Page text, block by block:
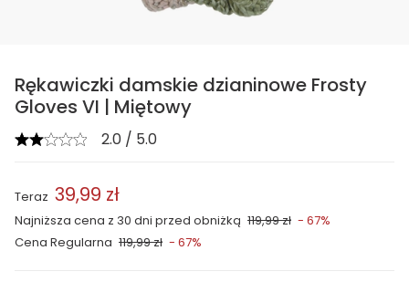
Rękawiczki damskie dzianinowe Frosty
Gloves VI | Miętowy
2.0 / 5.0
Cena Regularna 119,99 zł - 67%
Najniższa cena z 30 dni przed obniżką 119,99 zł - 67%
Teraz 39,99 zł